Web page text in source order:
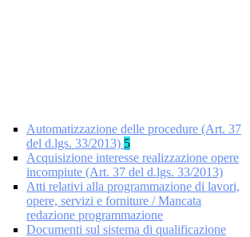
Automatizzazione delle procedure (Art. 37
del d.lgs. 33/2013) 5
Acquisizione interesse realizzazione opere
incompiute (Art. 37 del d.lgs. 33/2013)
Atti relativi alla programmazione di lavori,
opere, servizi e forniture / Mancata
redazione programmazione
Documenti sul sistema di qualificazione